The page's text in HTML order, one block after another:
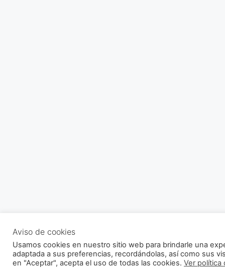
Aviso de cookies
Usamos cookies en nuestro sitio web para brindarle una
adaptada a sus preferencias, recordándolas, así como sus
en "Aceptar", acepta el uso de todas las cookies. Ver política